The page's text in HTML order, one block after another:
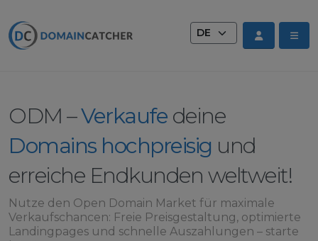
Sprache wechseln
ODM –Verkaufe deine
Domains hochpreisig und
erreiche Endkunden weltweit!
Nutze den Open Domain Market für maximale
Verkaufschancen: Freie Preisgestaltung, optimierte
Landingpages und schnelle Auszahlungen – starte